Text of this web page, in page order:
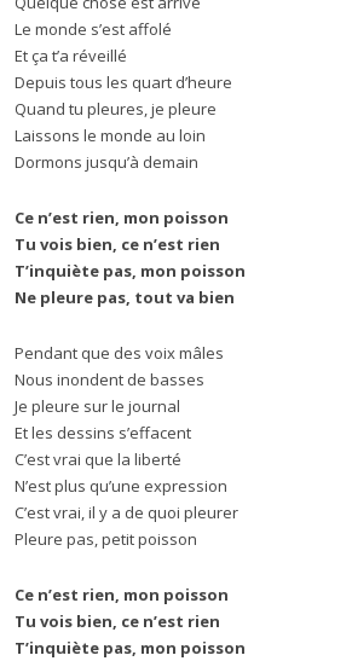
Le monde s’est affolé
Et ça t’a réveillé
Depuis tous les quart d’heure
Quand tu pleures, je pleure
Laissons le monde au loin
Dormons jusqu’à demain
Ce n’est rien, mon poisson
Tu vois bien, ce n’est rien
T’inquiète pas, mon poisson
Ne pleure pas, tout va bien
Pendant que des voix mâles
Nous inondent de basses
Je pleure sur le journal
Et les dessins s’effacent
C’est vrai que la liberté
N’est plus qu’une expression
C’est vrai, il y a de quoi pleurer
Pleure pas, petit poisson
Ce n’est rien, mon poisson
Tu vois bien, ce n’est rien
T’inquiète pas, mon poisson